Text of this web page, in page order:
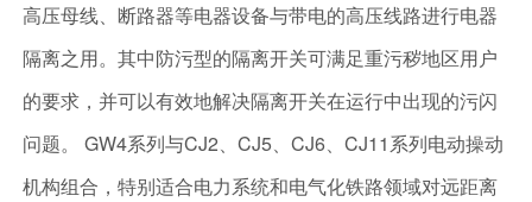
高压母线、断路器等电器设备与带电的高压线路进行电器
隔离之用。其中防污型的隔离开关可满足重污秽地区用户
的要求，并可以有效地解决隔离开关在运行中出现的污闪
问题。 GW4系列与CJ2、CJ5、CJ6、CJ11系列电动操动
机构组合，特别适合电力系统和电气化铁路领域对远距离